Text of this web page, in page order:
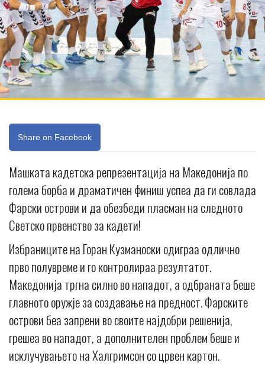
Share on Facebook
Машката кадетска репрезентација на Македонија по
голема борба и драматичен финиш успеа да ги совлада
Фарски острови и да обезбеди пласман на следното
Светско првенство за кадети!
Избраниците на Горан Кузманоски одиграа одлично
прво полувреме и го контролираа резултатот.
Македонија тргна силно во нападот, а одбраната беше
главното оружје за создавање на предност. Фарските
острови беа запрени во своите најдобри решенија,
грешеа во нападот, а дополнителен проблем беше и
исклучувањето на Халгримсон со црвен картон.